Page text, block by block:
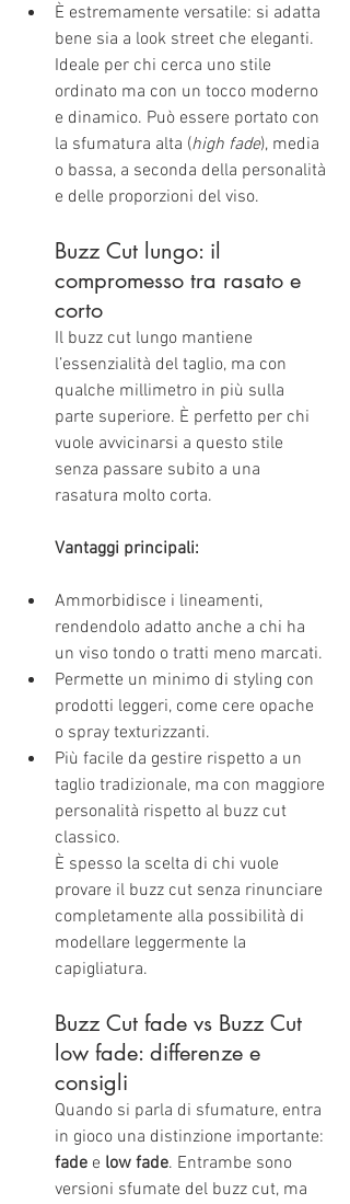
È estremamente versatile: si adatta
bene sia a look street che eleganti.
Ideale per chi cerca uno stile
ordinato ma con un tocco moderno
e dinamico. Può essere portato con
la sfumatura alta (high fade), media
o bassa, a seconda della personalità
e delle proporzioni del viso.
Buzz Cut lungo: il
compromesso tra rasato e
corto
Il buzz cut lungo mantiene
l’essenzialità del taglio, ma con
qualche millimetro in più sulla
parte superiore. È perfetto per chi
vuole avvicinarsi a questo stile
senza passare subito a una
rasatura molto corta.
Vantaggi principali:
Ammorbidisce i lineamenti,
rendendolo adatto anche a chi ha
un viso tondo o tratti meno marcati.
Permette un minimo di styling con
prodotti leggeri, come cere opache
o spray texturizzanti.
Più facile da gestire rispetto a un
taglio tradizionale, ma con maggiore
personalità rispetto al buzz cut
classico.
È spesso la scelta di chi vuole
provare il buzz cut senza rinunciare
completamente alla possibilità di
modellare leggermente la
capigliatura.
Buzz Cut fade vs Buzz Cut
low fade: differenze e
consigli
Quando si parla di sfumature, entra
in gioco una distinzione importante:
fade e low fade. Entrambe sono
versioni sfumate del buzz cut, ma